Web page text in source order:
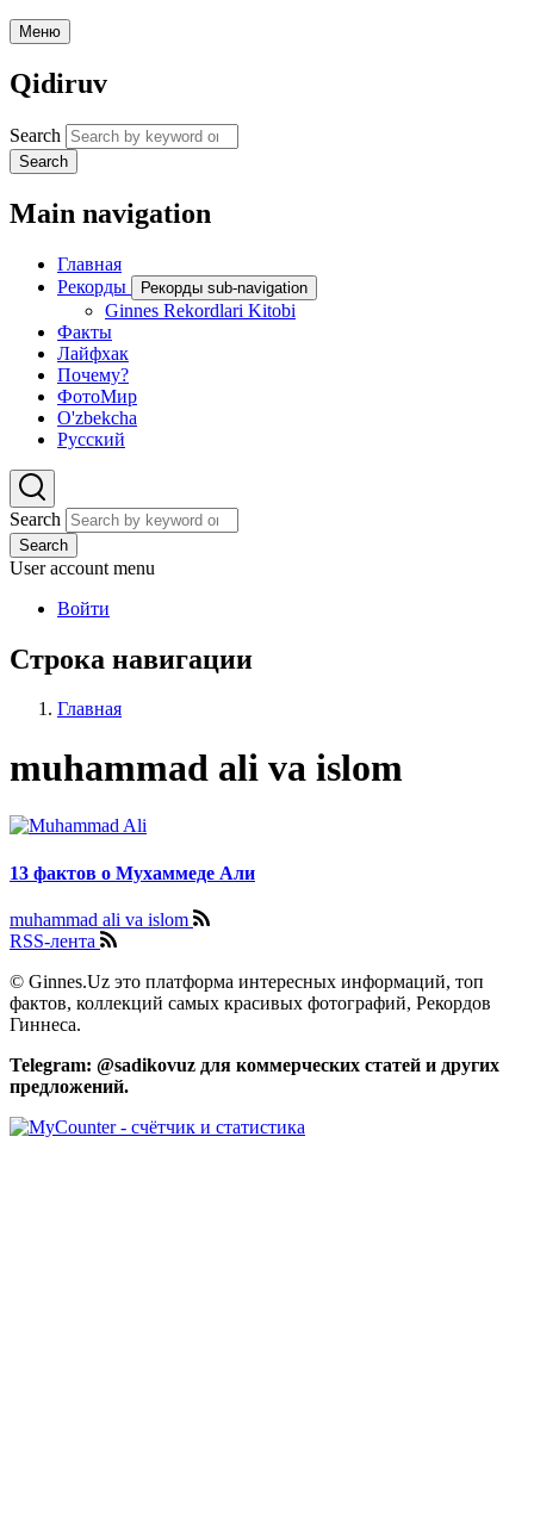
Меню
Qidiruv
Search
Search
Main navigation
Главная
Рекорды
Рекорды sub-navigation
Ginnes Rekordlari Kitobi
Факты
Лайфхак
Почему?
ФотоМир
O'zbekcha
Русский
Search
Search
User account menu
Войти
Строка навигации
Главная
muhammad ali va islom
13 фактов о Мухаммеде Али
muhammad ali va islom
RSS-лента
© Ginnes.Uz это платформа интересных информаций, топ
фактов, коллекций самых красивых фотографий, Рекордов
Гиннеса.
Telegram: @sadikovuz для коммерческих статей и других
предложений.